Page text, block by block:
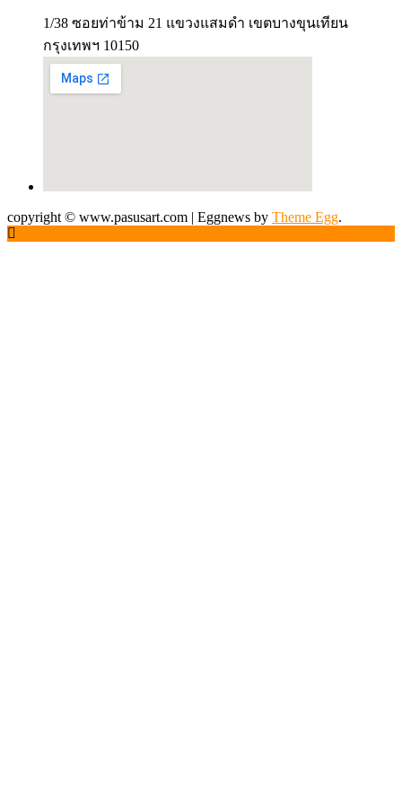
1/38 ซอยท่าข้าม 21 แขวงแสมดำ เขตบางขุนเทียน
กรุงเทพฯ 10150
copyright © www.pasusart.com | Eggnews by Theme Egg.